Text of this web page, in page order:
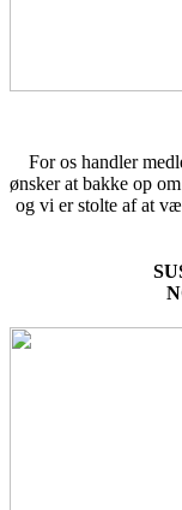
For os handler
ønsker at bakke op
og vi er stolte af at